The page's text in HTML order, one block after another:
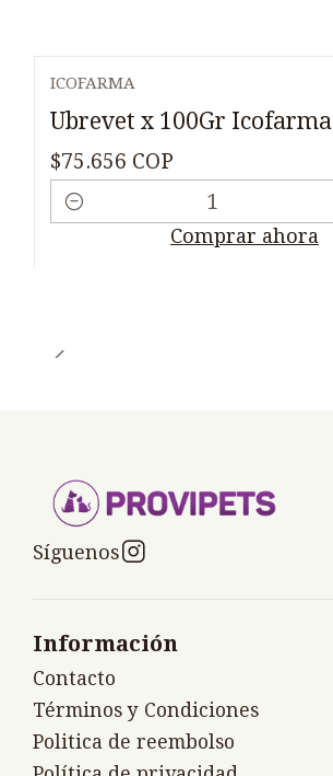
ICOFARMA
Ubrevet x 100Gr Icofarma
$75.656 COP
Cantidad
Comprar ahora
Síguenos
Información
Contacto
Términos y Condiciones
Politica de reembolso